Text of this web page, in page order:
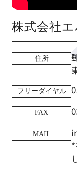
株式会社
住所
フリーダイヤル
FAX
MAIL
*